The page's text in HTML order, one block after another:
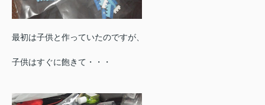
最初は子供と作っていたのですが、
子供はすぐに飽きて・・・